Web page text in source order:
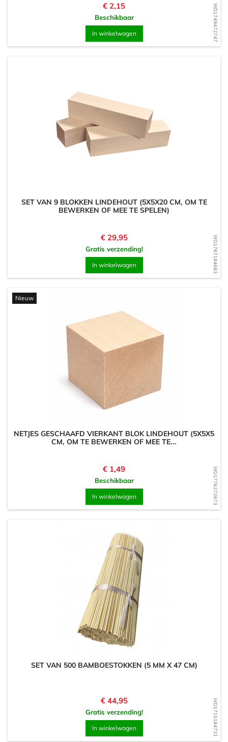
WD1749472747
Prijs
€ 2,15
Beschikbaar
In winkelwagen
WD1767184683
SET VAN 9 BLOKKEN LINDEHOUT (5X5X20 CM, OM TE
BEWERKEN OF MEE TE SPELEN)
Prijs
€ 29,95
Gratis verzending!
In winkelwagen
WD1776272673
Nieuw
NETJES GESCHAAFD VIERKANT BLOK LINDEHOUT (5X5X5
CM, OM TE BEWERKEN OF MEE TE...
Prijs
€ 1,49
Beschikbaar
In winkelwagen
WD1715184731
SET VAN 500 BAMBOESTOKKEN (5 MM X 47 CM)
Prijs
€ 44,95
Gratis verzending!
In winkelwagen